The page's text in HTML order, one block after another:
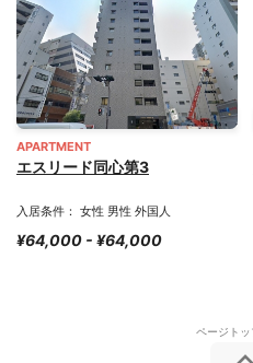
APARTMENT
エスリード同心第3
入居条件： 女性 男性 外国人
¥64,000 - ¥64,000